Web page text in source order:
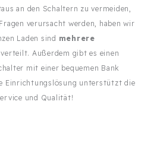
an den Schaltern zu vermeiden,
verursacht werden, haben wir
Laden sind mehrere
verteilt. Außerdem gibt es einen
mit einer bequemen Bank
Einrichtungslösung unterstützt die
und Qualität!